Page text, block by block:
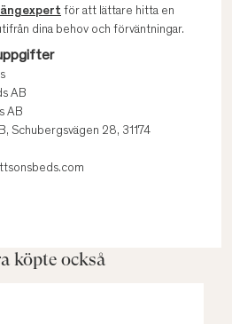
för att lättare hitta en
dina behov och förväntningar.
AB
AB
Schubergsvägen 28, 31174
köpte också